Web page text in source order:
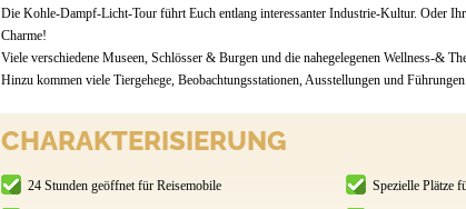
Die Kohle-Dampf-Licht-Tour führt Euch entlang interessanter Industrie-Kultur. Oder
Charme!
Viele verschiedene Museen, Schlösser & Burgen und die nahegelegenen Wellness-&
Hinzu kommen viele Tiergehege, Beobachtungsstationen, Ausstellungen und
CHARAKTERISIERUNG
24 Stunden geöffnet für Reisemobile Spezielle Plätze